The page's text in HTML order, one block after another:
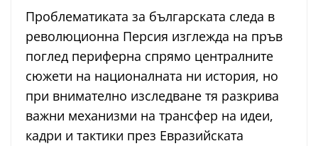
Проблематиката за българската следа в
революционна Персия изглежда на пръв
поглед периферна спрямо централните
сюжети на националната ни история, но
при внимателно изследване тя разкрива
важни механизми на трансфер на идеи,
кадри и тактики през Евразийската